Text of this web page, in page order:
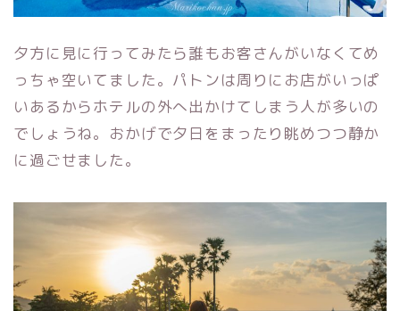
夕方に見に行ってみたら誰もお客さんがいなくてめ
っちゃ空いてました。パトンは周りにお店がいっぱ
いあるからホテルの外へ出かけてしまう人が多いの
でしょうね。おかげで夕日をまったり眺めつつ静か
に過ごせました。